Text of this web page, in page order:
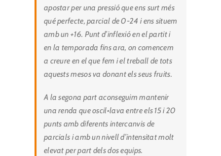
apostar per una pressió que ens surt més
qué perfecte, parcial de 0-24 i ens situem
amb un +16. Punt d’inflexió en el partit i
en la temporada fins ara, on comencem
a creure en el que fem i el treball de tots
aquests mesos va donant els seus fruits.
A la segona part aconseguim mantenir
una renda que oscil•lava entre els 15 i 20
punts amb diferents intercanvis de
parcials i amb un nivell d’intensitat molt
elevat per part dels dos equips.